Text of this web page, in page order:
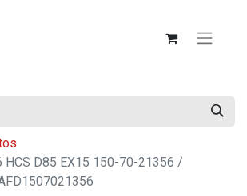
HCS D85 EX15 150-70-21356 /